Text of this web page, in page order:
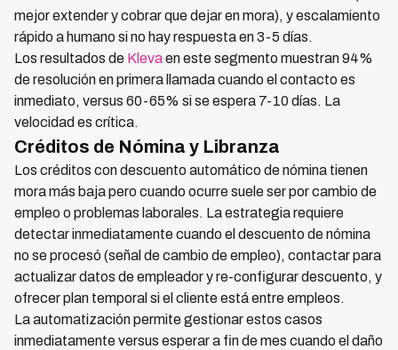
mejor extender y cobrar que dejar en mora), y escalamiento
rápido a humano si no hay respuesta en 3-5 días.
Los resultados de Klevaen este segmento muestran 94%
de resolución en primera llamada cuando el contacto es
inmediato, versus 60-65% si se espera 7-10 días. La
velocidad es crítica.
Créditos de Nómina y Libranza
Los créditos con descuento automático de nómina tienen
mora más baja pero cuando ocurre suele ser por cambio de
empleo o problemas laborales. La estrategia requiere
detectar inmediatamente cuando el descuento de nómina
no se procesó (señal de cambio de empleo), contactar para
actualizar datos de empleador y re-configurar descuento, y
ofrecer plan temporal si el cliente está entre empleos.
La automatización permite gestionar estos casos
inmediatamente versus esperar a fin de mes cuando el daño